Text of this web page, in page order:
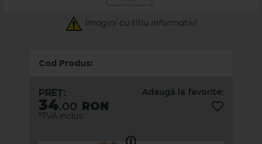
Imagini cu titlu informativ!
Cod Produs:
Adaugă la favorite:
PREȚ:
34.00 RON
*TVA inclus